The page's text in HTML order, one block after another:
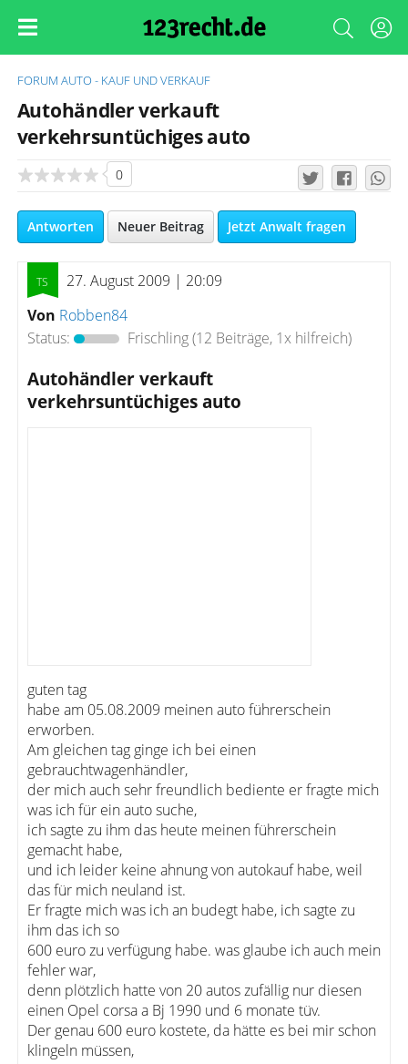
FORUM AUTO - KAUF UND VERKAUF
Autohändler verkauft
verkehrsuntüchiges auto
0
Antworten Neuer Beitrag Jetzt Anwalt fragen
27. August 2009 | 20:09
Von Robben84
Status:
Frischling(12 Beiträge, 1x hilfreich)
Autohändler verkauft
verkehrsuntüchiges auto
guten tag
habe am 05.08.2009 meinen auto führerschein
erworben.
Am gleichen tag ginge ich bei einen
gebrauchtwagenhändler,
der mich auch sehr freundlich bediente er fragte mich
was ich für ein auto suche,
ich sagte zu ihm das heute meinen führerschein
gemacht habe,
und ich leider keine ahnung von autokauf habe, weil
das für mich neuland ist.
Er fragte mich was ich an budegt habe, ich sagte zu
ihm das ich so
600 euro zu verfügung habe. was glaube ich auch mein
fehler war,
denn plötzlich hatte von 20 autos zufällig nur diesen
einen Opel corsa a Bj 1990 und 6 monate tüv.
Der genau 600 euro kostete, da hätte es bei mir schon
klingeln müssen,